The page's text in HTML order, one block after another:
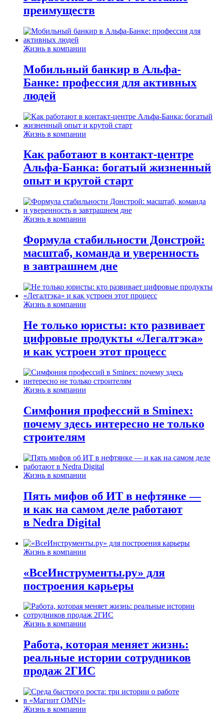
преимуществ
Жизнь в компании
Мобильный банкир в Альфа-
Банке: профессия для активных
людей
Жизнь в компании
Как работают в контакт-центре
Альфа-Банка: богатый жизненный
опыт и крутой старт
Жизнь в компании
Формула стабильности Донстрой:
масштаб, команда и уверенность
в завтрашнем дне
Жизнь в компании
Не только юристы: кто развивает
цифровые продукты «Легалтэка»
и как устроен этот процесс
Жизнь в компании
Симфония профессий в Sminex:
почему здесь интересно не только
строителям
Жизнь в компании
Пять мифов об ИТ в нефтянке —
и как на самом деле работают
в Nedra Digital
Жизнь в компании
«ВсеИнструменты.ру» для
построения карьеры
Жизнь в компании
Работа, которая меняет жизнь:
реальные истории сотрудников
продаж 2ГИС
Жизнь в компании